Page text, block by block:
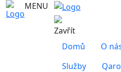
MENU
Zavřít
Domů
O
Služby
Qaro